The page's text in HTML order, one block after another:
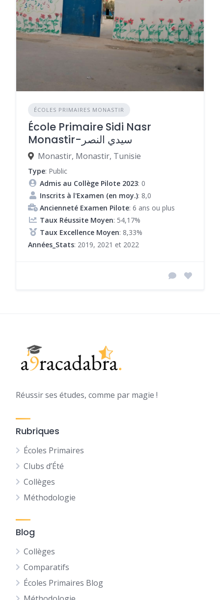
ÉCOLES PRIMAIRES MONASTIR
École Primaire Sidi Nasr
Monastir-سيدي النصر
Monastir, Monastir, Tunisie
Type: Public
Admis au Collège Pilote 2023: 0
Inscrits à l'Examen (en moy.): 8,0
Ancienneté Examen Pilote: 6 ans ou plus
Taux Réussite Moyen: 54,17%
Taux Excellence Moyen: 8,33%
Années_Stats: 2019, 2021 et 2022
Réussir ses études, comme par magie !
Rubriques
Écoles Primaires
Clubs d’Été
Collèges
Méthodologie
Blog
Collèges
Comparatifs
Écoles Primaires Blog